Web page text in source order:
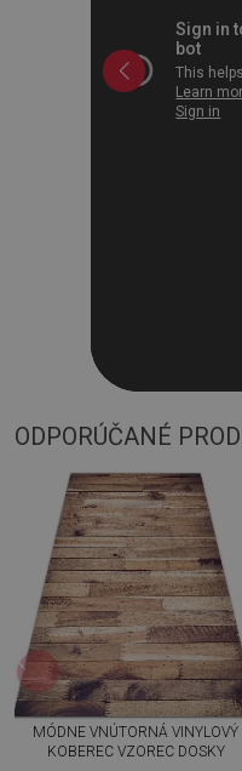
ODPORÚČANÉ
MÓDNE VNÚTORNÁ VINYLOVÝ
KOBEREC VZOREC DOSKY